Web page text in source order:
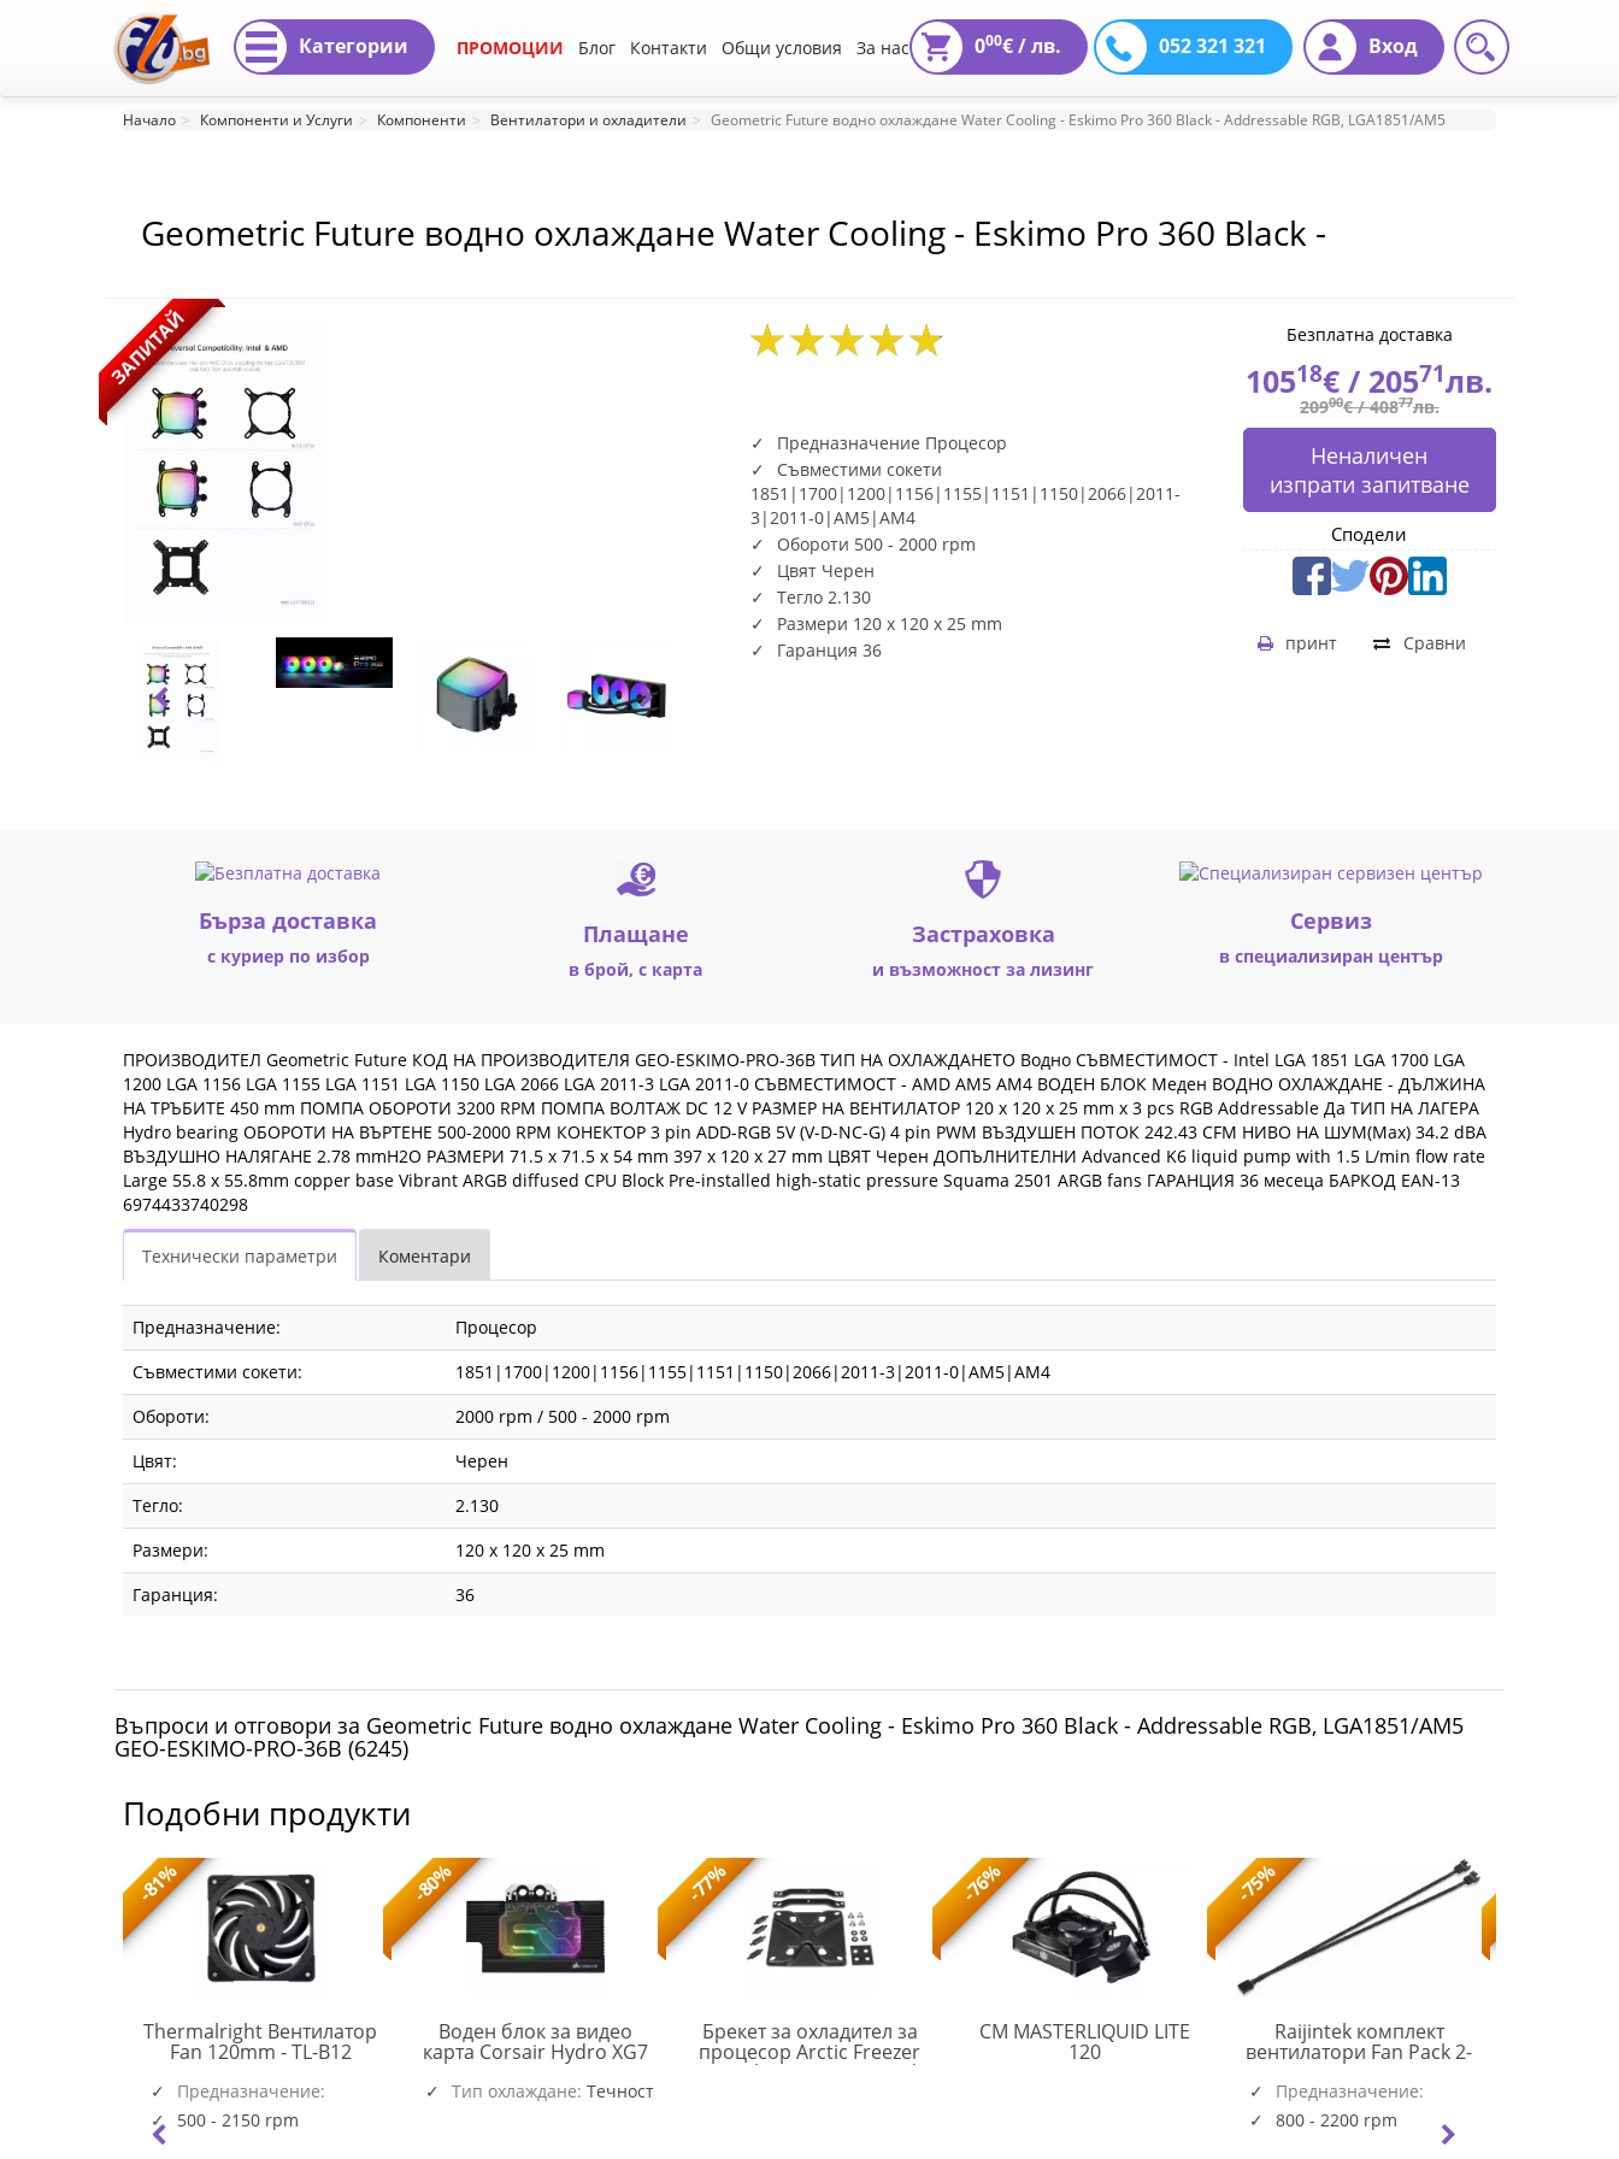
Geometric
охлаждане
Water
Cooling
-
Eskimo
Pro
360
Black
Addressable
RGB,
LGA1851/AM5
ESKIMO-
PRO-
|
Fly.bg
Категории ПРОМОЦИИ Блог Контакти Общи условия За нас Вход
052 321 321
000€ /лв.
Начало Компоненти и Услуги Компоненти Вентилатори и охладители Geometric Future водно охлаждане Water Cooling - Eskimo Pro 360 Black - Addressable RGB, LGA1851/AM5
Geometric Future водно охлаждане Water Cooling - Eskimo Pro 360 Black -
ЗАПИТАЙ
Предназначение Процесор
Съвместими сокети
1851|1700|1200|1156|1155|1151|1150|2066|2011-
3|2011-0|AM5|AM4
Обороти 500 - 2000 rpm
Цвят Черен
Тегло 2.130
Размери 120 x 120 x 25 mm
Гаранция 36
Безплатна доставка
10518€ / 20571лв.
20900€ /40877лв.
Неналичен
изпрати запитване
Сподели
Сравни
принт
Бърза доставка
с куриер по избор
Плащане
в брой, с карта
Застраховка
и възможност за лизинг
Cервиз
в специализиран център
ПРОИЗВОДИТЕЛ Geometric Future КОД НА ПРОИЗВОДИТЕЛЯ GEO-ESKIMO-PRO-36B ТИП НА ОХЛАЖДАНЕТО Водно СЪВМЕСТИМОСТ - Intel LGA 1851 LGA 1700 LGA
1200 LGA 1156 LGA 1155 LGA 1151 LGA 1150 LGA 2066 LGA 2011-3 LGA 2011-0 СЪВМЕСТИМОСТ - AMD AM5 AM4 ВОДЕН БЛОК Меден ВОДНО ОХЛАЖДАНЕ - ДЪЛЖИНА
НА ТРЪБИТЕ 450 mm ПОМПА ОБОРОТИ 3200 RPM ПОМПА ВОЛТАЖ DC 12 V РАЗМЕР НА ВЕНТИЛАТОР 120 x 120 x 25 mm x 3 pcs RGB Addressable Да ТИП НА ЛАГЕРА
Hydro bearing ОБОРОТИ НА ВЪРТЕНЕ 500-2000 RPM КОНЕКТОР 3 pin ADD-RGB 5V (V-D-NC-G) 4 pin PWM ВЪЗДУШЕН ПОТОК 242.43 CFM НИВО НА ШУМ(Max) 34.2 dBA
ВЪЗДУШНО НАЛЯГАНЕ 2.78 mmH2O РАЗМЕРИ 71.5 x 71.5 x 54 mm 397 x 120 x 27 mm ЦВЯТ Черен ДОПЪЛНИТЕЛНИ Advanced K6 liquid pump with 1.5 L/min flow rate
Large 55.8 x 55.8mm copper base Vibrant ARGB diffused CPU Block Pre-installed high-static pressure Squama 2501 ARGB fans ГАРАНЦИЯ 36 месеца БАРКОД EAN-13
6974433740298
Технически параметри Коментари
Предназначение:
Процесор
Съвместими сокети:
1851|1700|1200|1156|1155|1151|1150|2066|2011-3|2011-0|AM5|AM4
Обороти:
2000 rpm / 500 - 2000 rpm
Цвят:
Черен
Тегло:
2.130
Размери:
120 x 120 x 25 mm
Гаранция:
36
Въпроси и отговори за Geometric Future водно охлаждане Water Cooling - Eskimo Pro 360 Black - Addressable RGB, LGA1851/AM5
GEO-ESKIMO-PRO-36B (6245)
Подобни продукти
-81%
Thermalright Вентилатор
Fan 120mm - TL-B12TL-
Предназначение:
Системен
500 - 2150 rpm
-80%
Воден блок за видео
карта Corsair Hydro XG7
RGB за RTX 2070 Series
Founders EditionCRS-
Тип охлаждане: Течност
-77%
Брекет за охладител за
процесор Arctic Freezer
34 Intel LGA1700 Upgrade
-76%
CM MASTERLIQUID LITE
120CM
-75%
Raijintek комплект
вентилатори Fan Pack 2-
in-1 2x120mm - AGERAS 12
WHITE ARGB-2
Предназначение:
Системен
800 - 2200 rpm